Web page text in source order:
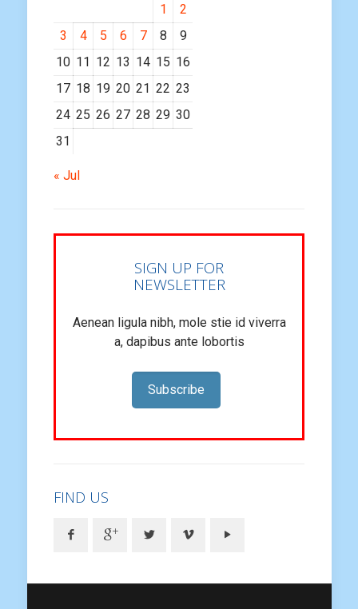
1
2
3
4 5 6 7 8
9
10 11 12 13 14 15 16
17 18 19 20 21 22 23
24 25 26 27 28 29 30
31
« Jul
SIGN UP FOR
NEWSLETTER
Aenean ligula nibh, mole stie id viverra
a, dapibus ante lobortis
Subscribe
FIND US